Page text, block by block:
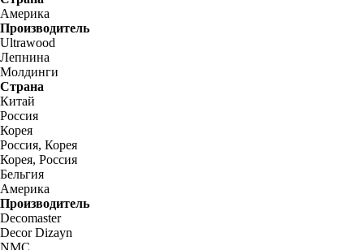
Америка
Производитель
Ultrawood
Лепнина
Молдинги
Страна
Китай
Россия
Корея
Россия, Корея
Корея, Россия
Бельгия
Америка
Производитель
Decomaster
Decor Dizayn
NMC